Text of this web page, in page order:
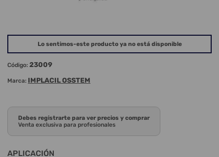
Lo sentimos-este producto ya no está disponible
Código: 23009
Marca: IMPLACIL OSSTEM
Debes registrarte para ver precios y comprar
Venta exclusiva para profesionales
APLICACIÓN